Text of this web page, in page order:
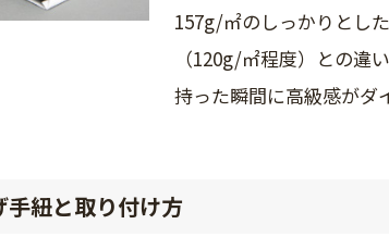
157g/㎡のしっかりとし
（120g/㎡程度）との違
持った瞬間に高級感がダ
紐と取り付け方